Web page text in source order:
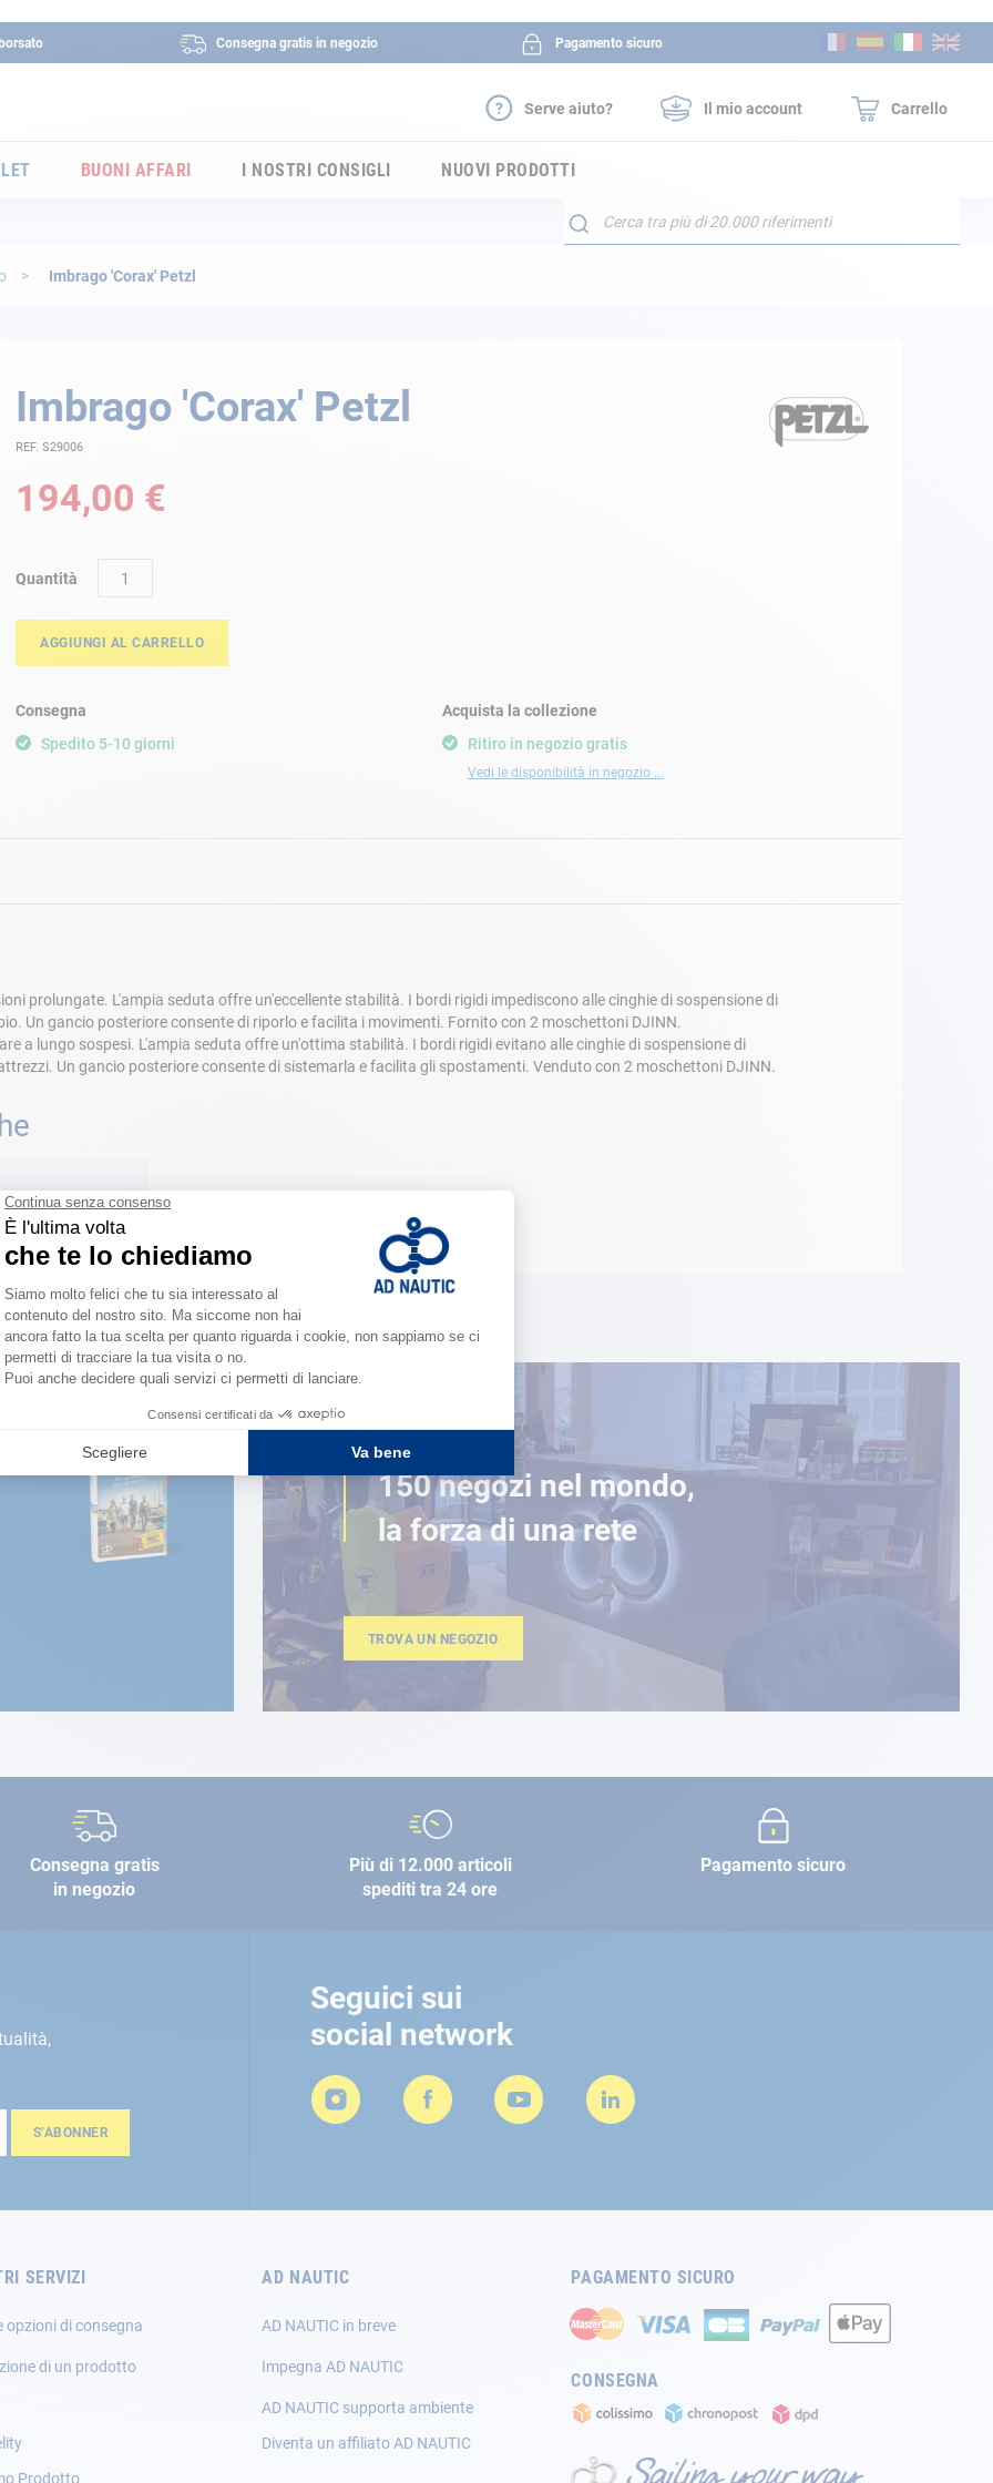
Consegna gratis in negozio Pagamento sicuro
al
Serve aiuto? Il mio account Carrello
BUONI AFFARI I NOSTRI CONSIGLI NUOVI PRODOTTI
Search
Imbrago 'Corax' Petzl
Imbrago 'Corax' Petzl
REF. S29006
194,00 €
Quantità
AGGIUNGI AL CARRELLO
Consegna
Spedito 5-10 giorni
Ritiro in negozio gratis
Vedi le disponibilità in negozio ...
Acquista la collezione
prolungate. L'ampia seduta offre un'eccellente stabilità. I bordi rigidi impediscono alle cinghie di sospensione di
Un gancio posteriore consente di riporlo e facilita i movimenti. Fornito con 2 moschettoni DJINN.
a lungo sospesi. L'ampia seduta offre un'ottima stabilità. I bordi rigidi evitano alle cinghie di sospensione di
Un gancio posteriore consente di sistemarla e facilita gli spostamenti. Venduto con 2 moschettoni DJINN.
150 negozi nel mondo,
la forza di una rete
TROVA UN NEGOZIO
Consegna gratis
in negozio
Più di 12.000 articoli
spediti tra 24 ore
Pagamento sicuro
S’ABONNER
Seguici sui
social network
SERVIZI
opzioni di consegna
di un prodotto
Prodotto
AD NAUTIC
AD NAUTIC in breve
Impegna AD NAUTIC
AD NAUTIC supporta ambiente
Diventa un affiliato AD NAUTIC
PAGAMENTO SICURO
CONSEGNA